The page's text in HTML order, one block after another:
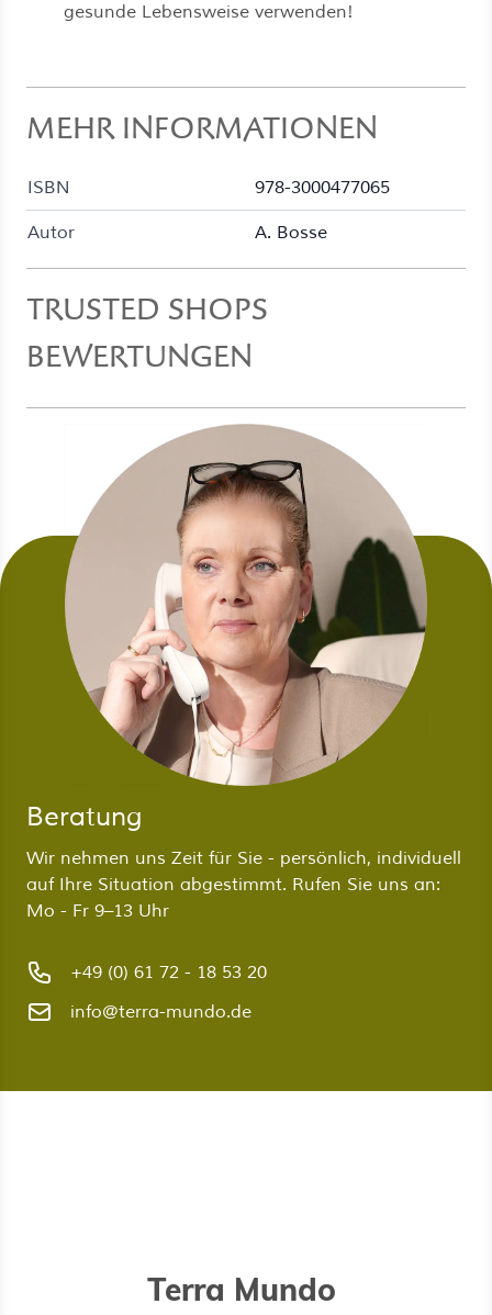
gesunde Lebensweise verwenden!
MEHR INFORMATIONEN
ISBN 978-3000477065
Autor A. Bosse
TRUSTED SHOPS
BEWERTUNGEN
Beratung
Wir nehmen uns Zeit für Sie - persönlich, individuell
auf Ihre Situation abgestimmt. Rufen Sie uns an:
Mo - Fr 9–13 Uhr
+49 (0) 61 72 - 18 53 20
info@terra-mundo.de
Terra Mundo